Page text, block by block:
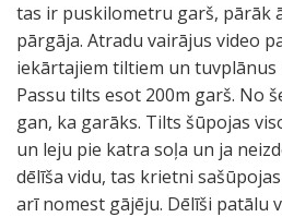
tas ir puskilometru garš, pārāk
pārgāja. Atradu vairājus video
iekārtajiem tiltiem un tuvplānus
Passu tilts esot 200m garš. No
gan, ka garāks. Tilts šūpojas
un leju pie katra soļa un ja
dēlīša vidu, tas krietni
arī nomest gājēju. Dēlīši patālu